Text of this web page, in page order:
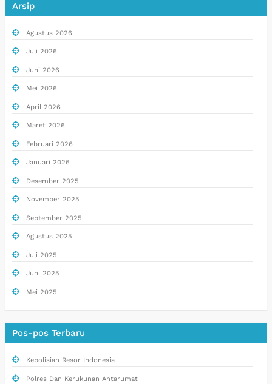
Arsip
Agustus 2026
Juli 2026
Juni 2026
Mei 2026
April 2026
Maret 2026
Februari 2026
Januari 2026
Desember 2025
November 2025
September 2025
Agustus 2025
Juli 2025
Juni 2025
Mei 2025
Pos-pos Terbaru
Kepolisian Resor Indonesia
Polres Dan Kerukunan Antarumat